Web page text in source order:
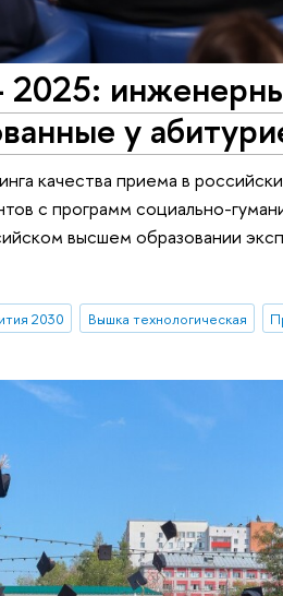
2025:
у
качества приема в
с программ социально-
высшем образовании
2030 Вышка технологическая